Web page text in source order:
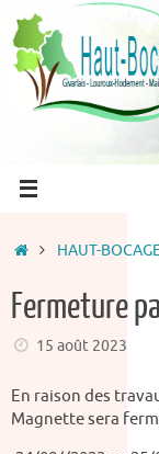
Passer
au
contenu
Accueil
HAUT-
Fermeture
15 août 2023
En raison des
Magnette sera